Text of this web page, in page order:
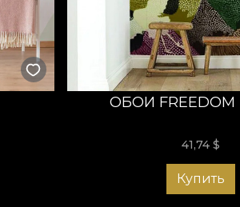
ОБОИ FREEDOM
41,74$
Купить